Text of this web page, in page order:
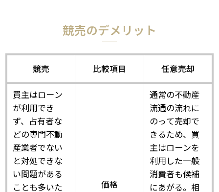
競売のデメリット
競売 比較項目 任意売却
買主はローン
が利用でき
ず、占有者な
どの専門不動
産業者でない
と対処できな
い問題がある
ことも多いた
価格
通常の不動産
流通の流れに
のって売却で
きるため、買
主はローンを
利用した一般
消費者も候補
にあがる。相